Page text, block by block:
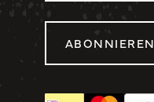
ABONNIEREN